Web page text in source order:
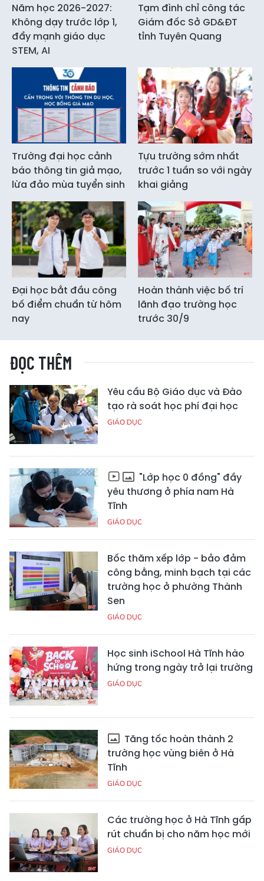
Năm học 2026-2027:
Không dạy trước lớp 1,
đẩy mạnh giáo dục
STEM, AI
Tạm đình chỉ công tác
Giám đốc Sở GD&ĐT
tỉnh Tuyên Quang
Trường đại học cảnh
báo thông tin giả mạo,
lừa đảo mùa tuyển sinh
Tựu trường sớm nhất
trước 1 tuần so với ngày
khai giảng
Đại học bắt đầu công
bố điểm chuẩn từ hôm
nay
Hoàn thành việc bố trí
lãnh đạo trường học
trước 30/9
ĐỌC THÊM
Yêu cầu Bộ Giáo dục và Đào
tạo rà soát học phí đại học
GIÁO DỤC
"Lớp học 0 đồng" đầy
yêu thương ở phía nam Hà
Tĩnh
GIÁO DỤC
Bốc thăm xếp lớp - bảo đảm
công bằng, minh bạch tại các
trường học ở phường Thành
Sen
GIÁO DỤC
Học sinh iSchool Hà Tĩnh hào
hứng trong ngày trở lại trường
GIÁO DỤC
Tăng tốc hoàn thành 2
trường học vùng biên ở Hà
Tĩnh
GIÁO DỤC
Các trường học ở Hà Tĩnh gấp
rút chuẩn bị cho năm học mới
GIÁO DỤC